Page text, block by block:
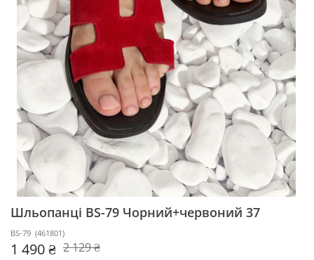
Шльопанці BS-79 Чорний+червоний 37
BS-79 (461801)
1 490 ₴ 2 129 ₴